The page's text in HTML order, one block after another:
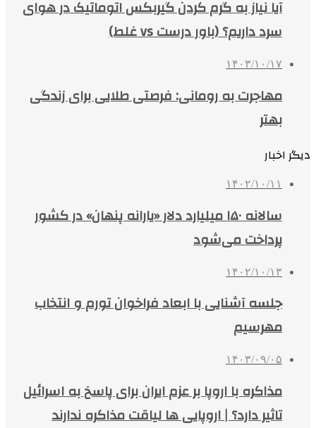
آیا نیاز به گرم کردن گیربکس اتوماتیک در هوای
سرد داریم؟ (باور درست vs غلط)
۱۴۰۳/۱۰/۱۷
مهاجرت به رومانی: فرصتی طلایی برای زندگی
بهتر
دیگر اخبار
۱۴۰۲/۱۰/۱۱
سالانه ۱۵۰ میلیارد دلار «یارانه پنهان» در کشور
پرداخت می‌شود
۱۴۰۲/۱۰/۱۳
جلسه آشنایی با ابعاد فراخوان تورم و انتخاب
مهرسیم
۱۴۰۳/۰۹/۰۵
مذاکره با اروپا بر عزم ایران برای پاسخ به اسرائیل
تاثیر دارد؟ | اروپایی‌ ها لیاقت مذاکره ندارند